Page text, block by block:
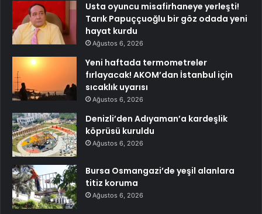
Usta oyuncu misafirhaneye yerleşti!
Tarık Papuççuoğlu bir göz odada yeni
hayat kurdu
Ağustos 6, 2026
Yeni haftada termometreler
fırlayacak! AKOM’dan İstanbul için
sıcaklık uyarısı
Ağustos 6, 2026
Denizli’den Adıyaman’a kardeşlik
köprüsü kuruldu
Ağustos 6, 2026
Bursa Osmangazi’de yeşil alanlara
titiz koruma
Ağustos 6, 2026